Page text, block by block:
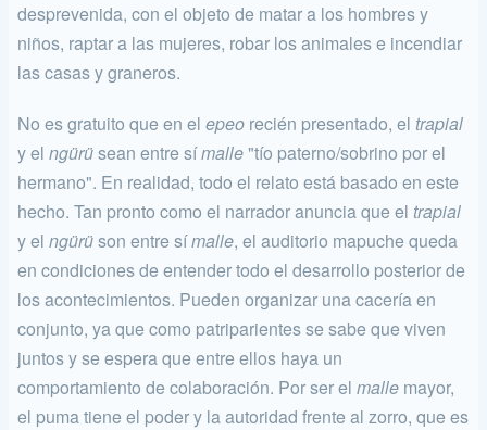
desprevenida, con el objeto de matar a los hombres y
niños, raptar a las mujeres, robar los animales e incendiar
las casas y graneros.
No es gratuito que en el epeo recién presentado, el trapial
y el ngürüsean entre símalle "tío paterno/sobrino por el
hermano". En rea­lidad, todo el relato está basado en este
hecho. Tan pronto como el narrador anuncia que el trapial
y el ngürüson entre símalle, el audito­rio mapuche queda
en condiciones de entender todo el desarrollo pos­terior de
los acontecimientos. Pueden organizar una cacería en
conjun­to, ya que como patriparientes se sabe que viven
juntos y se espera que entre ellos haya un
comportamiento de colaboración. Por ser el malle mayor,
el puma tiene el poder y la autoridad frente al zorro, que es